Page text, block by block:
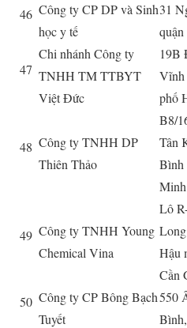
46 Công ty CP DP và Sinh
học y tế
31
47
Chi nhánh Công ty
TNHH TM TTBYT
Việt Đức
19B
Vĩnh
phố
48 Công ty TNHH DP
Thiên Thảo
B8/
Tân
Bình
Minh
49 Công ty TNHH Young
Chemical Vina
Lô
Hậu
Cần
50 Công ty CP Bông Bạch
Tuyết
550